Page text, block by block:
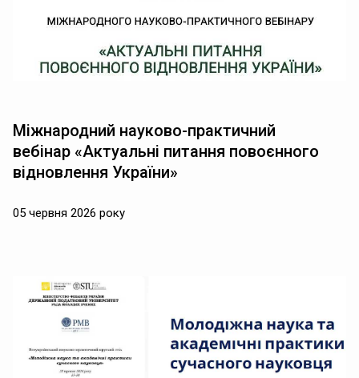
Міжнародний науково-практичний
вебінар «Актуальні питання повоєнного
відновлення України»
05 червня 2026 року